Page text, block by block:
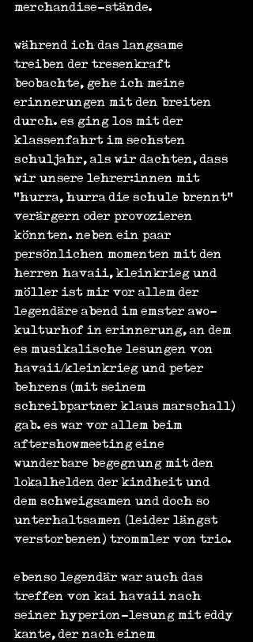
merchandise-stände.
während ich das langsame
treiben der tresenkraft
beobachte, gehe ich meine
erinnerungen mit den breiten
durch. es ging los mit der
klassenfahrt im sechsten
schuljahr, als wir dachten, dass
wir unsere lehrer:innen mit
"hurra, hurra die schule brennt"
verärgern oder provozieren
könnten. neben ein paar
persönlichen momenten mit den
herren havaii, kleinkrieg und
möller ist mir vor allem der
legendäre abend im emster awo-
kulturhof in erinnerung, an dem
es musikalische lesungen von
havaii/kleinkrieg und peter
behrens (mit seinem
schreibpartner klaus marschall)
gab. es war vor allem beim
aftershowmeeting eine
wunderbare begegnung mit den
lokalhelden der kindheit und
dem schweigsamen und doch so
unterhaltsamen (leider längst
verstorbenen) trommler von trio.
ebenso legendär war auch das
treffen von kai havaii nach
seiner hyperion-lesung mit eddy
kante, der nach einem